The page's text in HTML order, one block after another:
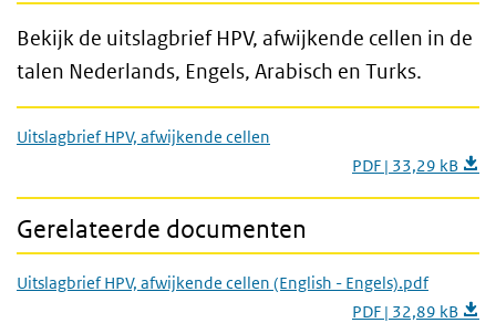
Bekijk de uitslagbrief HPV, afwijkende cellen in de
talen Nederlands, Engels, Arabisch en Turks.
Uitslagbrief HPV, afwijkende cellen
PDF | 33,29 kB
Gerelateerde documenten
Uitslagbrief HPV, afwijkende cellen (English - Engels).pdf
PDF | 32,89 kB